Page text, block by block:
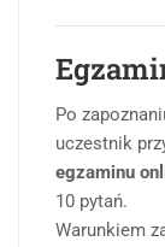
Po
uczestnik
egzaminu
10 pytań.
Warunkiem